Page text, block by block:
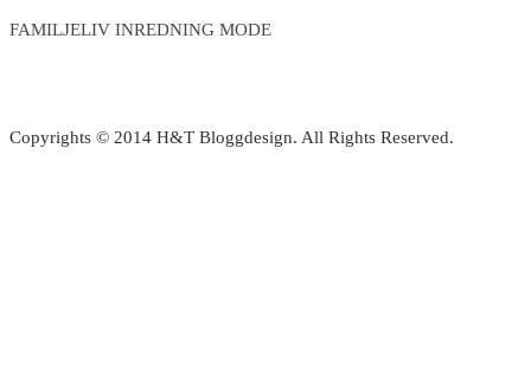
FAMILJELIV INREDNING MODE
Copyrights © 2014 H&T Bloggdesign. All Rights Reserved.